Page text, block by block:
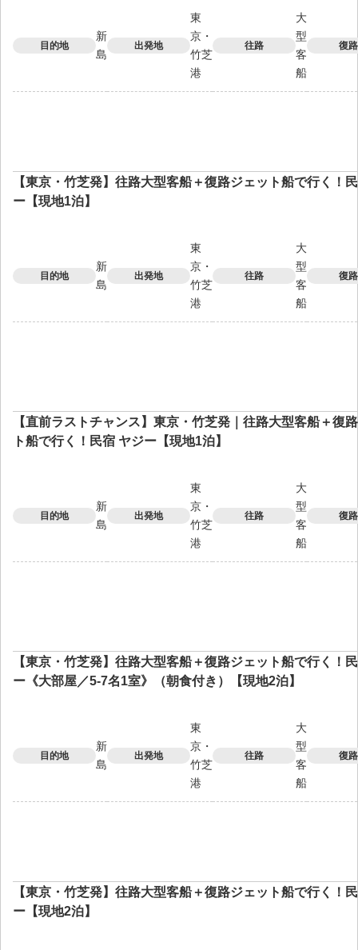
目的地
新
島
出発地
東
京・
竹芝
港
往路
大
型
客
船
復路
【東京・竹芝発】往路大型客船＋復路ジェット船で行く！
ー【現地1泊】
目的地
新
島
出発地
東
京・
竹芝
港
往路
大
型
客
船
復路
【直前ラストチャンス】東京・竹芝発｜往路大型客船＋復
ト船で行く！民宿 ヤジー【現地1泊】
目的地
新
島
出発地
東
京・
竹芝
港
往路
大
型
客
船
復路
【東京・竹芝発】往路大型客船＋復路ジェット船で行く！
ー《大部屋／5-7名1室》（朝食付き）【現地2泊】
目的地
新
島
出発地
東
京・
竹芝
港
往路
大
型
客
船
復路
【東京・竹芝発】往路大型客船＋復路ジェット船で行く！
ー【現地2泊】